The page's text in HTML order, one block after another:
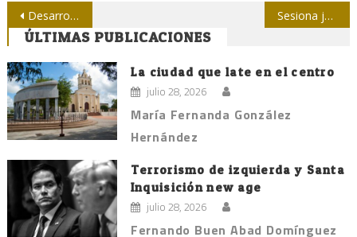
Navegación
de
entradas
Desarrollo local no puede ignorar a la prensa, ni viceversa Sesiona jurado de los premios periodísticos “José Martí” y “Juan Gualberto Gómez”
ÚLTIMAS PUBLICACIONES
La ciudad que late en el centro
julio 28, 2026
María Fernanda González
Hernández
Terrorismo de izquierda y Santa
Inquisición new age
julio 28, 2026
Fernando Buen Abad Domínguez